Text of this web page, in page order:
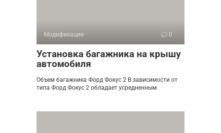
Модификации 0
Установка багажника на крышу
автомобиля
Объем багажника Форд Фокус 2 В зависимости от
типа Форд Фокус 2 обладает усредненным